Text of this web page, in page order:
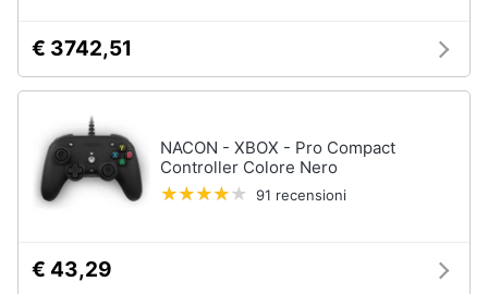
€ 3742,51
NACON - XBOX - Pro Compact
Controller Colore Nero
91 recensioni
€ 43,29